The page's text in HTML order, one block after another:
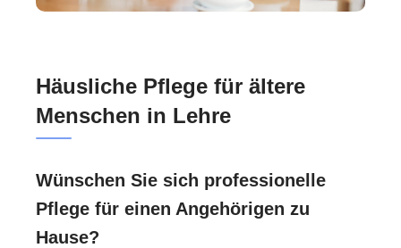
Häusliche Pflege für ältere
Menschen in Lehre
Wünschen Sie sich professionelle
Pflege für einen Angehörigen zu
Hause?